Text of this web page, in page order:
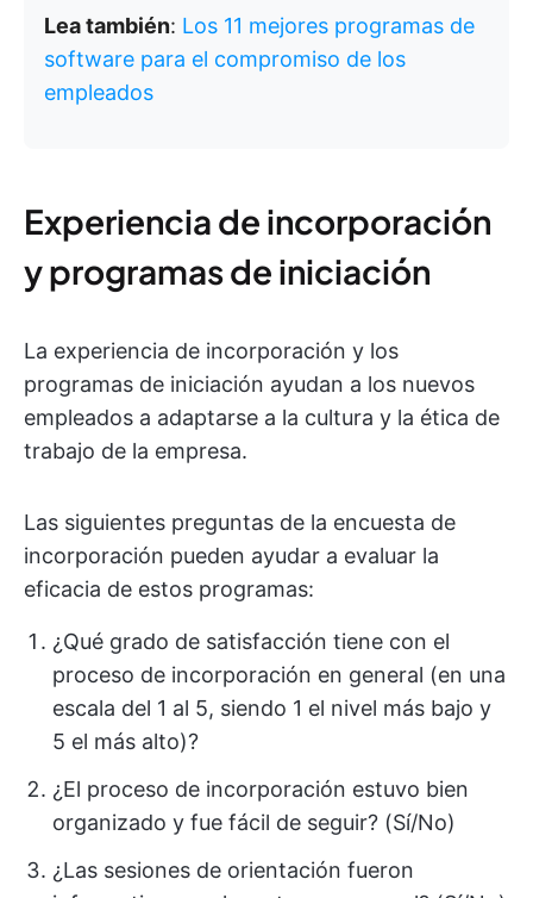
Lea también: Los 11 mejores programas de
software para el compromiso de los
empleados
Experiencia de incorporación
y programas de iniciación
La experiencia de incorporación y los
programas de iniciación ayudan a los nuevos
empleados a adaptarse a la cultura y la ética de
trabajo de la empresa.
Las siguientes preguntas de la encuesta de
incorporación pueden ayudar a evaluar la
eficacia de estos programas:
¿Qué grado de satisfacción tiene con el
proceso de incorporación en general (en una
escala del 1 al 5, siendo 1 el nivel más bajo y
5 el más alto)?
¿El proceso de incorporación estuvo bien
organizado y fue fácil de seguir? (Sí/No)
¿Las sesiones de orientación fueron